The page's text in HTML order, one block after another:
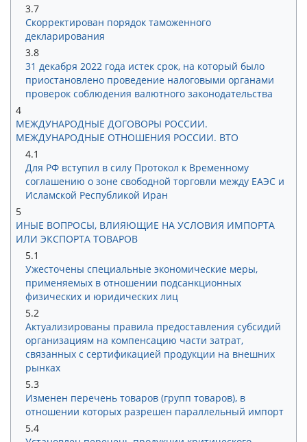
3.7
Скорректирован порядок таможенного
декларирования
3.8
31 декабря 2022 года истек срок, на который было
приостановлено проведение налоговыми органами
проверок соблюдения валютного законодательства
4
МЕЖДУНАРОДНЫЕ ДОГОВОРЫ РОССИИ.
МЕЖДУНАРОДНЫЕ ОТНОШЕНИЯ РОССИИ. ВТО
4.1
Для РФ вступил в силу Протокол к Временному
соглашению о зоне свободной торговли между ЕАЭС и
Исламской Республикой Иран
5
ИНЫЕ ВОПРОСЫ, ВЛИЯЮЩИЕ НА УСЛОВИЯ ИМПОРТА
ИЛИ ЭКСПОРТА ТОВАРОВ
5.1
Ужесточены специальные экономические меры,
применяемых в отношении подсанкционных
физических и юридических лиц
5.2
Актуализированы правила предоставления субсидий
организациям на компенсацию части затрат,
связанных с сертификацией продукции на внешних
рынках
5.3
Изменен перечень товаров (групп товаров), в
отношении которых разрешен параллельный импорт
5.4